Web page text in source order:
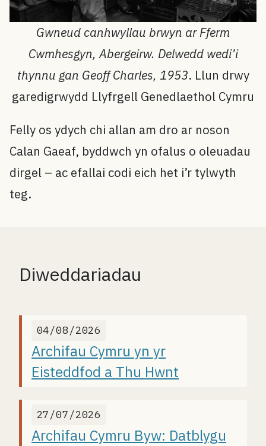
Gwneud canhwyllau brwyn ar Fferm
Cwmhesgyn, Abergeirw. Delwedd wedi’i
thynnu gan Geoff Charles, 1953. Llun drwy
garedigrwydd Llyfrgell Genedlaethol Cymru
Felly os ydych chi allan am dro ar noson
Calan Gaeaf, byddwch yn ofalus o oleuadau
dirgel – ac efallai codi eich het i’r tylwyth
teg.
Diweddariadau
04/08/2026
Archifau Cymru yn yr
Eisteddfod a Thu Hwnt
27/07/2026
Archifau Cymru Byw: Datblygu